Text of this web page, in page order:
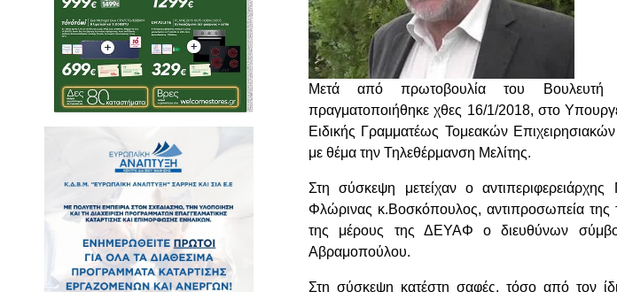
Μετά από πρωτοβουλία του Βουλευτή
πραγματοποιήθηκε χθες 16/1/2018, στο
Ειδικής Γραμματέως Τομεακών
με θέμα την Τηλεθέρμανση Μελίτης.
Στη σύσκεψη μετείχαν ο
Φλώρινας κ.Βοσκόπουλος, αντιπροσωπεία της
της μέρους της ΔΕΥΑΦ ο διευθύνων
Αβραμοπούλου.
Στη σύσκεψη κατέστη σαφές, τόσο από τον